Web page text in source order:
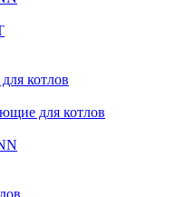
котлов
для котлов